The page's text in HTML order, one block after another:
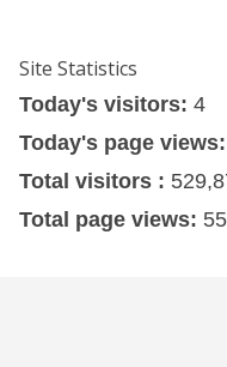
Site Statistics
Today's visitors: 4
Today's page
Total visitors :
Total page views: